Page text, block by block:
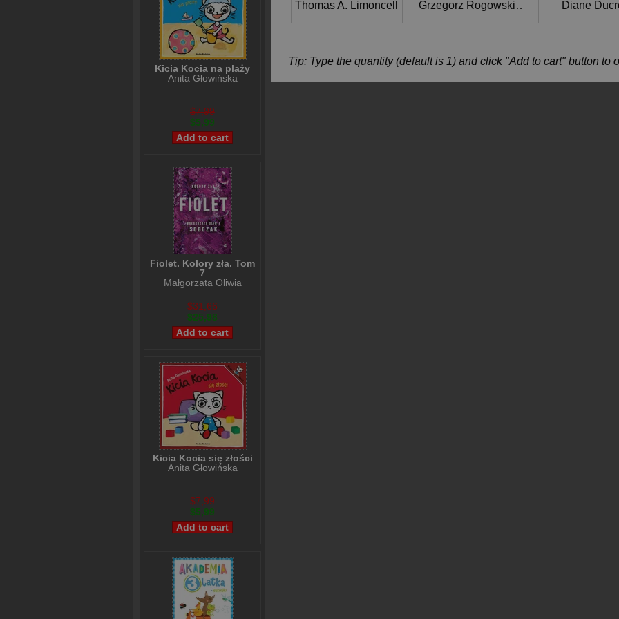
Kicia Kocia na plaży
Anita Głowińska
$7,99
$5,99
Fiolet. Kolory zła. Tom
7
Małgorzata Oliwia
$31,66
$25,98
Kicia Kocia się złości
Anita Głowińska
$7,99
$5,99
Thomas A. Limoncelli Grzegorz Rogowski, Michał Pieńkowski
Diane
Tip: Type the quantity (default is 1) and click "Add to cart" button to